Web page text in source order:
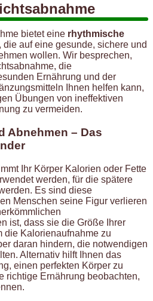
bietet eine rhythmische
die auf eine gesunde, sichere und
wollen. Wir besprechen,
die
Ernährung und der
Ihnen helfen kann,
Übungen von ineffektiven
zu vermeiden.
Abnehmen – Das
Ihr Körper Kalorien oder Fette
werden, für die spätere
Es sind diese
Menschen seine Figur verlieren
ist, dass sie die Größe Ihrer
die Kalorienaufnahme zu
daran hindern, die notwendigen
Alternativ hilft Ihnen das
einen perfekten Körper zu
richtige Ernährung beobachten,